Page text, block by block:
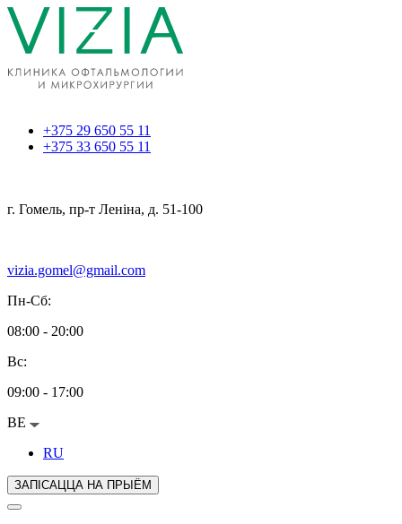
+375 29 650 55 11
+375 33 650 55 11
г. Гомель, пр-т Леніна, д. 51-100
vizia.gomel@gmail.com
Пн-Сб:
08:00 - 20:00
Вс:
09:00 - 17:00
BE
RU
ЗАПІСАЦЦА НА ПРЫЁМ